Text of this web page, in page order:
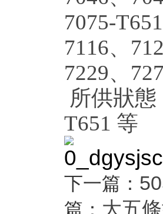
7075-
7116、
7229、
所供狀
T651 等
下一篇：
篇： 大五